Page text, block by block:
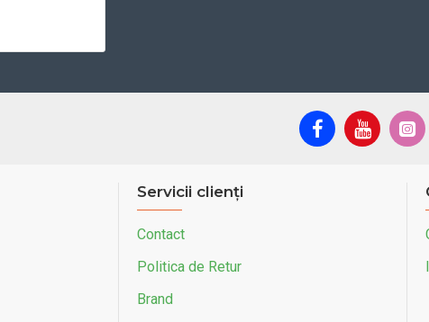
Servicii clienți
Contact
Politica de Retur
Brand